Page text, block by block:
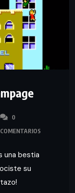
0
COMENTARIOS
una bestia
su